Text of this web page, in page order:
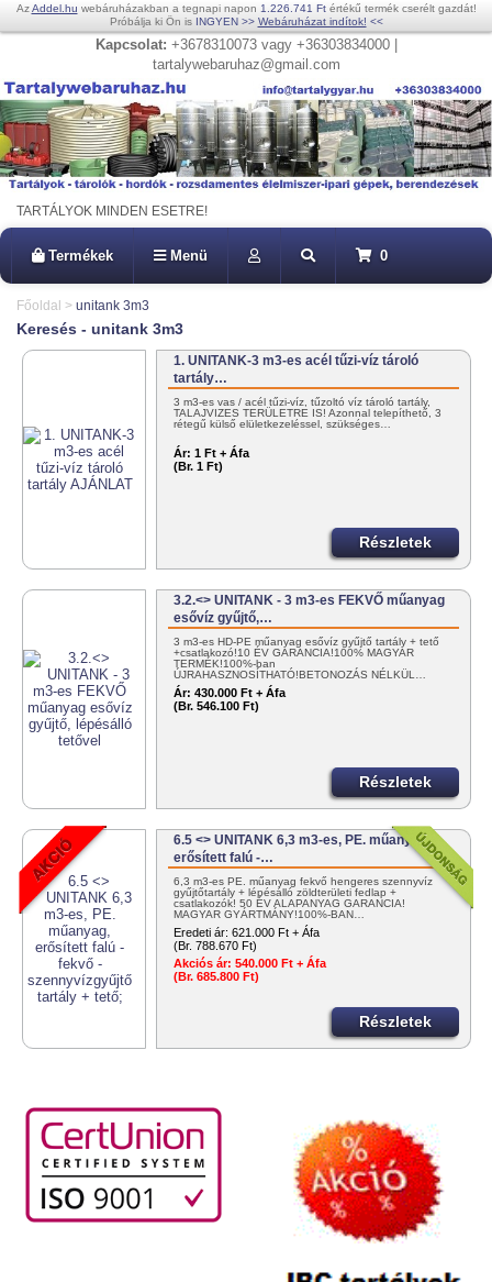
AzAddel.hu webáruházakban a tegnapi napon 1.226.741 Ftértékű termék cserélt gazdát!
Próbálja ki Ön is INGYEN >> Webáruházat indítok! <<
Kapcsolat: +3678310073 vagy +36303834000 |
tartalywebaruhaz@gmail.com
TARTÁLYOK MINDEN ESETRE!
Termékek Menü 0
Főoldal > unitank 3m3
Keresés - unitank 3m3
1. UNITANK-3 m3-es acél tűzi-víz tároló
tartály…
3 m3-es vas / acél tűzi-víz, tűzoltó víz tároló tartály,
TALAJVIZES TERÜLETRE IS! Azonnal telepíthető, 3
rétegű külső elületkezeléssel, szükséges…
Ár: 1 Ft + Áfa
(Br. 1 Ft)
Részletek
3.2.<> UNITANK - 3 m3-es FEKVŐ műanyag
esővíz gyűjtő,…
3 m3-es HD-PE műanyag esővíz gyűjtő tartály + tető
+csatlakozó!10 ÉV GARANCIA!100% MAGYAR
TERMÉK!100%-ban
ÚJRAHASZNOSÍTHATÓ!BETONOZÁS NÉLKÜL…
Ár: 430.000 Ft + Áfa
(Br. 546.100 Ft)
Részletek
6.5 <> UNITANK 6,3 m3-es, PE. műanyag,
erősített falú -…
6,3 m3-es PE. műanyag fekvő hengeres szennyvíz
gyűjtőtartály + lépésálló zöldterületi fedlap +
csatlakozók! 50 ÉV ALAPANYAG GARANCIA!
MAGYAR GYÁRTMÁNY!100%-BAN…
Eredeti ár: 621.000 Ft + Áfa
(Br. 788.670 Ft)
Akciós ár: 540.000 Ft + Áfa
(Br. 685.800 Ft)
Részletek